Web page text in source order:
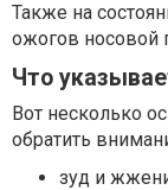
Также на
ожогов носовой
Что
Вот несколько
обратить
зуд и